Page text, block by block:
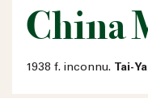
China
1938 f. inconnu. Tai-